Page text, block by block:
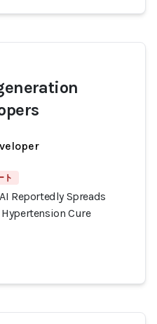
ト
Reportedly Spreads
Cure